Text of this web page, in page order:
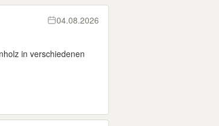
04.08.2026
in verschiedenen